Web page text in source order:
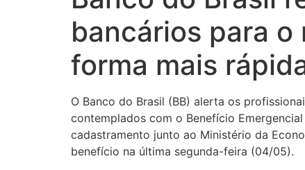
bancários para
forma mais
O Banco do Brasil (BB) alerta os
contemplados com o Benefício
cadastramento junto ao Ministério da
benefício na última segunda-feira (04/05).